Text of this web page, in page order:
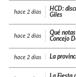
hace 2 días
HCD:
Giles
hace 2 días
Qué
Concejo
hace 2 días La